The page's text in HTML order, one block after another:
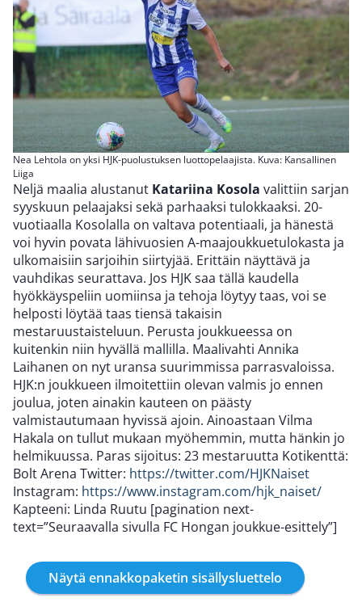
Nea Lehtola on yksi HJK-puolustuksen luottopelaajista. Kuva: Kansallinen
Liiga
Neljä maalia alustanut Katariina Kosola valittiin sarjan
syyskuun pelaajaksi sekä parhaaksi tulokkaaksi. 20-
vuotiaalla Kosolalla on valtava potentiaali, ja hänestä
voi hyvin povata lähivuosien A-maajoukkuetulokasta ja
ulkomaisiin sarjoihin siirtyjää. Erittäin näyttävä ja
vauhdikas seurattava. Jos HJK saa tällä kaudella
hyökkäyspeliin uomiinsa ja tehoja löytyy taas, voi se
helposti löytää taas tiensä takaisin
mestaruustaisteluun. Perusta joukkueessa on
kuitenkin niin hyvällä mallilla. Maalivahti Annika
Laihanen on nyt uransa suurimmissa parrasvaloissa.
HJK:n joukkueen ilmoitettiin olevan valmis jo ennen
joulua, joten ainakin kauteen on päästy
valmistautumaan hyvissä ajoin. Ainoastaan Vilma
Hakala on tullut mukaan myöhemmin, mutta hänkin jo
helmikuussa. Paras sijoitus: 23 mestaruutta Kotikenttä:
Bolt Arena Twitter: https://twitter.com/HJKNaiset
Instagram: https://www.instagram.com/hjk_naiset/
Kapteeni: Linda Ruutu [pagination next-
text=”Seuraavalla sivulla FC Hongan joukkue-esittely”]
Näytä ennakkopaketin sisällysluettelo